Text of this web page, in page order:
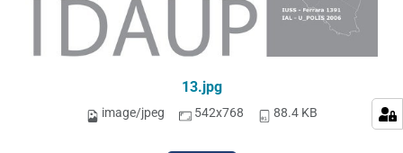
13.jpg
image/jpeg 542x768 88.4 KB